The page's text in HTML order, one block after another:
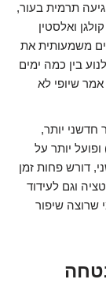
תרמית בעור,
ואלסטין
משמעותית את
בין כמה ימים
שיופי לא
חדשני יותר,
יותר על
דורש פחות זמן
וגם לעידוד
שרוצה שיפור